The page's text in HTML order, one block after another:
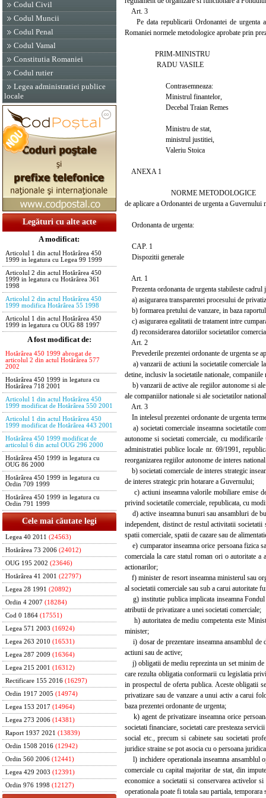
Codul Civil
Codul Muncii
Codul Penal
Codul Vamal
Constitutia Romaniei
Codul rutier
Legea administratiei publice
locale
Legături cu alte acte
A modificat:
Articolul 1 din actul Hotărârea 450
1999 in legatura cu Legea 99 1999
Articolul 2 din actul Hotărârea 450
1999 in legatura cu Hotărârea 361
1998
Articolul 2 din actul Hotărârea 450
1999 modifica Hotărârea 55 1998
Articolul 1 din actul Hotărârea 450
1999 in legatura cu OUG 88 1997
A fost modificat de:
Hotărârea 450 1999 abrogat de
articolul 2 din actul Hotărârea 577
2002
Hotărârea 450 1999 in legatura cu
Hotărârea 718 2001
Articolul 1 din actul Hotărârea 450
1999 modificat de Hotărârea 550 2001
Articolul 1 din actul Hotărârea 450
1999 modificat de Hotărârea 443 2001
Hotărârea 450 1999 modificat de
articolul 6 din actul OUG 296 2000
Hotărârea 450 1999 in legatura cu
OUG 86 2000
Hotărârea 450 1999 in legatura cu
Ordin 709 1999
Hotărârea 450 1999 in legatura cu
Ordin 791 1999
Cele mai căutate legi
Legea 40 2011 (24563)
Hotărârea 73 2006 (24012)
OUG 195 2002 (23646)
Hotărârea 41 2001 (22797)
Legea 28 1991 (20892)
Ordin 4 2007 (18284)
Cod 0 1864 (17551)
Legea 571 2003 (16924)
Legea 263 2010 (16531)
Legea 287 2009 (16364)
Legea 215 2001 (16312)
Rectificare 155 2016 (16297)
Ordin 1917 2005 (14974)
Legea 153 2017 (14964)
Legea 273 2006 (14381)
Raport 1937 2021 (13839)
Ordin 1508 2016 (12942)
Ordin 560 2006 (12441)
Legea 429 2003 (12391)
Ordin 976 1998 (12127)
Art. 3
Pe data republicarii Ordonantei de urgenta
Romaniei normele metodologice aprobate prin
PRIM-MINISTRU
RADU VASILE
Contrasemneaza:
Ministrul finantelor,
Decebal Traian Remes
Ministru de stat,
ministrul justitiei,
Valeriu Stoica
ANEXA 1
NORME METODOLOGICE
de aplicare a Ordonantei de urgenta a
Ordonanta de urgenta:
CAP. 1
Dispozitii generale
Art. 1
Prezenta ordonanta de urgenta stabileste
a) asigurarea transparentei procesului de
b) formarea pretului de vanzare, in baza
c) asigurarea egalitatii de tratament intre
d) reconsiderarea datoriilor societatilor
Art. 2
Prevederile prezentei ordonante de urgenta se
a) vanzarii de actiuni la societatile comerciale
detine, inclusiv la societatile nationale,
b) vanzarii de active ale regiilor autonome si
ale companiilor nationale si ale societatilor
Art. 3
In intelesul prezentei ordonante de urgenta
a) societati comerciale inseamna societatile
autonome si societati comerciale, cu
administratiei publice locale nr. 69/1991,
reorganizarea regiilor autonome de interes
b) societati comerciale de interes strategic
de interes strategic prin hotarare a Guvernului;
c) actiuni inseamna valorile mobiliare emise
privind societatile comerciale, republicata, cu
d) active inseamna bunuri sau ansambluri de
independent, distinct de restul activitatii
spatii comerciale, spatii de cazare sau de
e) cumparator inseamna orice persoana fizica
comerciala la care statul roman ori o autoritate
actionarilor;
f) minister de resort inseamna ministerul sau
al societatii comerciale sau sub a carui autoritate
g) institutie publica implicata inseamna Fondul
atributii de privatizare a unei societati comerciale;
h) autoritatea de mediu competenta este
minister;
i) dosar de prezentare inseamna ansamblul de
actiuni sau de active;
j) obligatii de mediu reprezinta un set minim de
care rezulta obligatia conformarii cu legislatia
in prospectul de oferta publica. Aceste obligatii
privatizare sau de vanzare a unui activ a carui
baza prezentei ordonante de urgenta;
k) agent de privatizare inseamna orice
societati financiare, societati care presteaza
social etc., precum si cabinete sau societati
juridice straine se pot asocia cu o persoana
l) inchidere operationala inseamna ansamblul
comerciale cu capital majoritar de stat, din
economice a societatii si conservarea activelor
operationala poate fi totala sau partiala, temporara